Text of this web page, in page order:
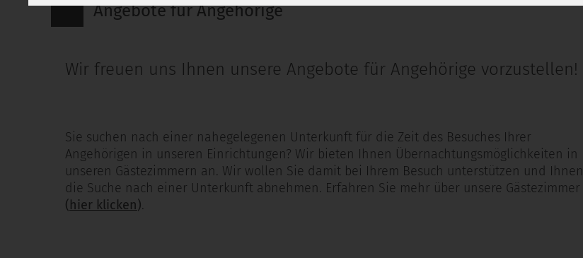
Angebote für Angehörige
Wir freuen uns Ihnen unsere Angebote für Angehörige vorzustellen!
Sie suchen nach einer nahegelegenen Unterkunft für die Zeit des Besuches Ihrer
Angehörigen in unseren Einrichtungen? Wir bieten Ihnen Übernachtungsmöglichkeiten in
unseren Gästezimmern an. Wir wollen Sie damit bei Ihrem Besuch unterstützen und Ihnen
die Suche nach einer Unterkunft abnehmen. Erfahren Sie mehr über unsere Gästezimmer
( hier klicken).